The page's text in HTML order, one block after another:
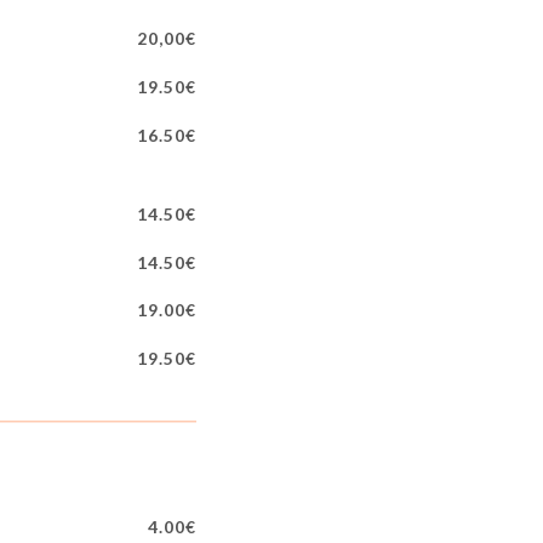
20,00€
19.50€
16.50€
14.50€
14.50€
19.00€
19.50€
4.00€